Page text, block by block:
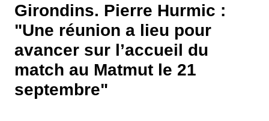
Girondins. Pierre Hurmic :
"Une réunion a lieu pour
avancer sur l’accueil du
match au Matmut le 21
septembre"